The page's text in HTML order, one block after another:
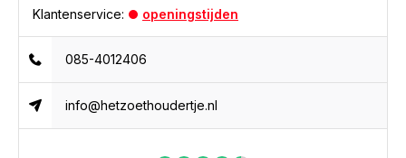
Klantenservice: openingstijden
085-4012406
info@hetzoethoudertje.nl